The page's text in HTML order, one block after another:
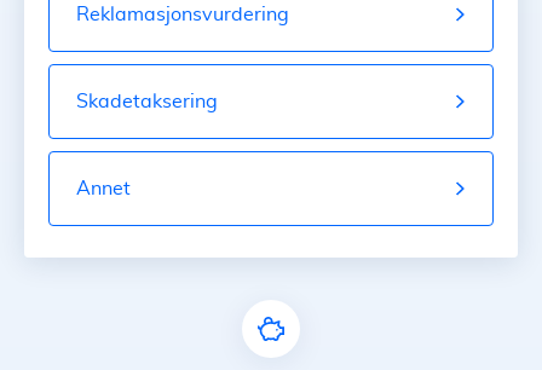
Reklamasjonsvurdering
Skadetaksering
Annet